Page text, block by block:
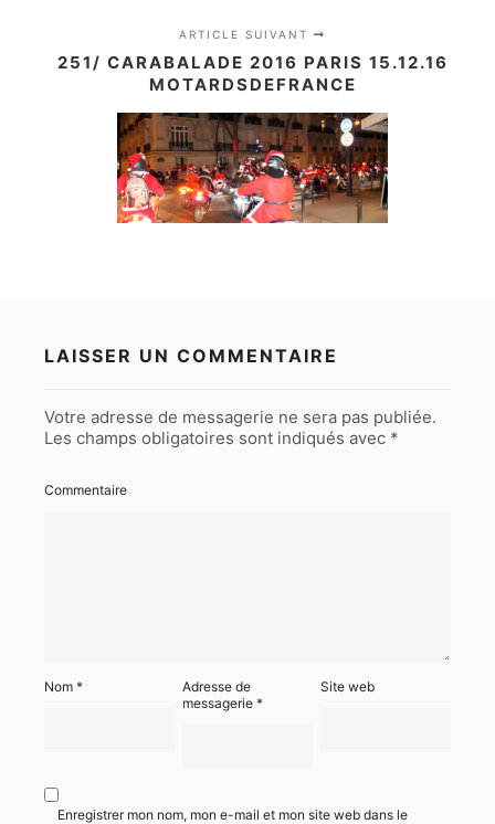
ARTICLE SUIVANT
251/ CARABALADE 2016 PARIS 15.12.16
MOTARDSDEFRANCE
LAISSER UN COMMENTAIRE
Votre adresse de messagerie ne sera pas publiée.
Les champs obligatoires sont indiqués avec *
Commentaire
Nom *
Adresse de
messagerie*
Site web
Enregistrer mon nom, mon e-mail et mon site web dans le